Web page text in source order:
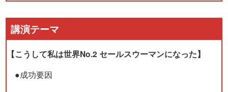
講演テーマ
【こうして私は世界No.2 セールスウーマンになった】
●成功要因